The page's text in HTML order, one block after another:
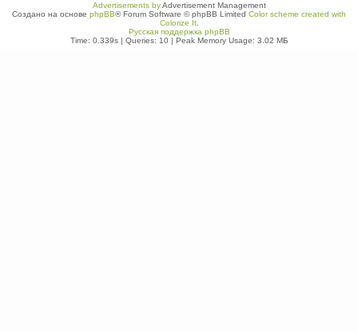
Advertisements byAdvertisement Management
Создано на основе phpBB® Forum Software © phpBB Limited Color scheme created with
Colorize It.
Русская поддержка phpBB
Time: 0.339s| Queries: 10| Peak Memory Usage: 3.02 МБ